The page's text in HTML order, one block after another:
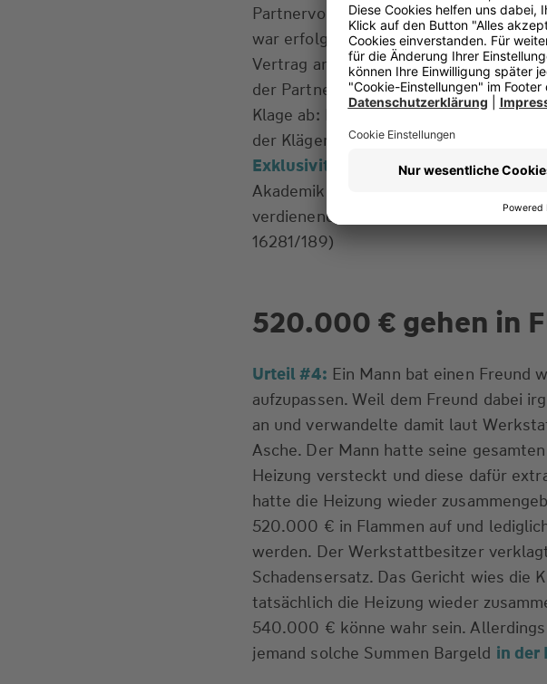
Partnervorschläge erhalten. Sie traf
war erfolgreich und führte zu einer
Vertrag an, da sie die Leistung als
der Partnervorschläge wäre nicht
Klage ab: Dass die Vorschläge
der Klägerin nicht entsprochen hätten,
Exklusivität“
sei nicht gegeben, da
Akademiker (ein Arzt und ein
verdienenden Gesellschaftsschicht
16281/189)
520.000 € gehen in
Urteil #4: Ein Mann bat einen Freund
aufzupassen. Weil dem Freund dabei
an und verwandelte damit laut
Asche. Der Mann hatte seine
Heizung versteckt und diese dafür
hatte die Heizung wieder
520.000 € in Flammen auf und
werden. Der Werkstattbesitzer
Schadensersatz. Das Gericht wies die
tatsächlich die Heizung wieder
540.000 € könne wahr sein.
jemand solche Summen Bargeld in der